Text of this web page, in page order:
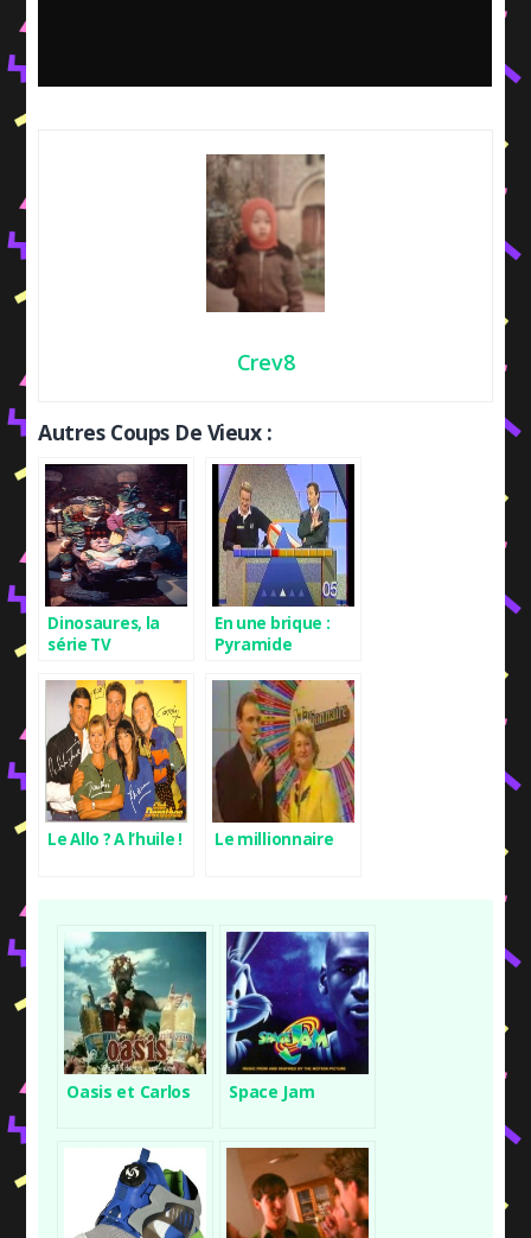
Crev8
Autres Coups De Vieux :
Dinosaures, la
série TV
En une brique :
Pyramide
Le Allo ? A l’huile ! Le millionnaire
Oasis et Carlos Space Jam